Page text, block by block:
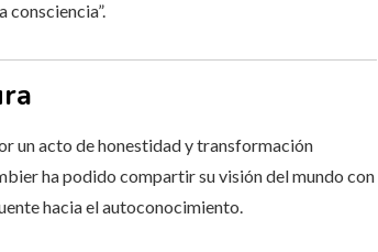
consciencia”.
un acto de honestidad y transformación
ha podido compartir su visión del mundo con
hacia el autoconocimiento.